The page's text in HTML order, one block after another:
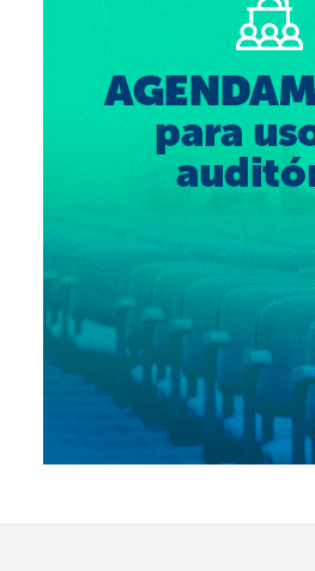
Clube de Vantagens
Valores dos serviços
Reserva de auditório
Contatos
Fale Conosco
NEP